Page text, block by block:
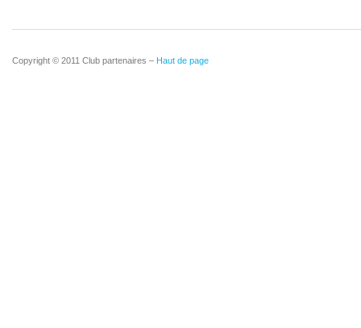
Copyright © 2011 Club partenaires – Haut de page